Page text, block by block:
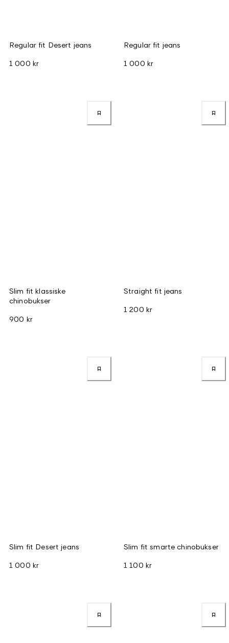
Regular fit Desert jeans
1 000 kr
Regular fit jeans
1 000 kr
Slim fit klassiske
chinobukser
900 kr
Straight fit jeans
1 200 kr
Slim fit Desert jeans
1 000 kr
Slim fit smarte chinobukser
1 100 kr